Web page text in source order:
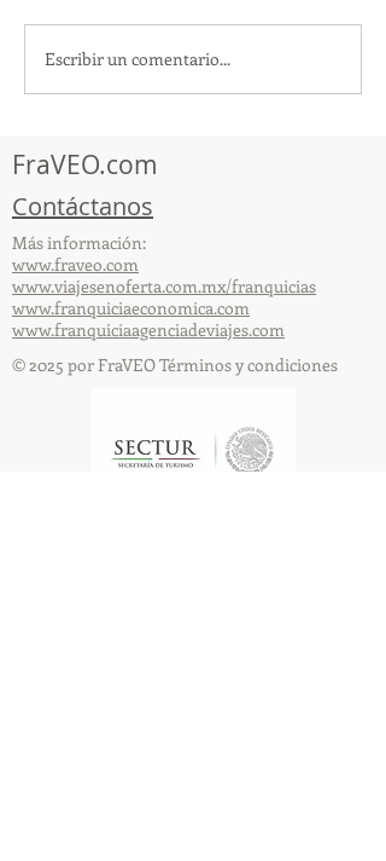
TourTravelynByFraveo
participó en la
Escribir un comentario...
FraVEO.com
Contáctanos
Más información:
www.fraveo.com
www.viajesenoferta.com.mx/franquicias
www.franquiciaeconomica.com
www.franquiciaagenciadeviajes.com
© 2025 por FraVEO Términos y condiciones